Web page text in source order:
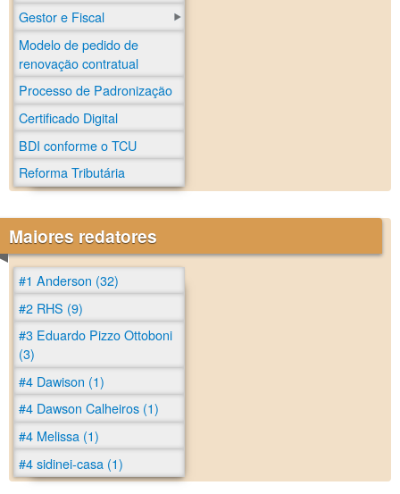
Gestor e Fiscal
Modelo de pedido de
renovação contratual
Processo de Padronização
Certificado Digital
BDI conforme o TCU
Reforma Tributária
Maiores redatores
#1 Anderson (32)
#2 RHS (9)
#3 Eduardo Pizzo Ottoboni
(3)
#4 Dawison (1)
#4 Dawson Calheiros (1)
#4 Melissa (1)
#4 sidinei-casa (1)